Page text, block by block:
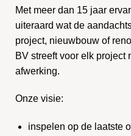
Met meer dan 15 jaar
uiteraard wat de
project, nieuwbouw of
BV streeft voor elk project
afwerking.
Onze visie:
inspelen op de laatste